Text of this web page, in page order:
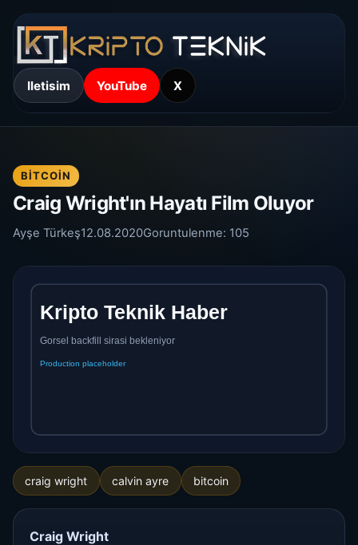
Iletisim YouTube X
BITCOIN
Craig Wright'ın Hayatı Film Oluyor
Ayşe Türkeş12.08.2020Goruntulenme: 105
craig wright calvin ayre bitcoin
Craig Wright